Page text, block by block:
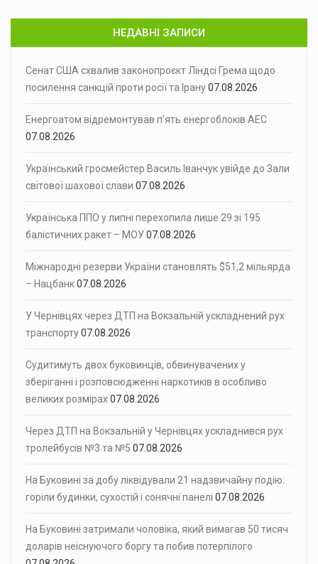
НЕДАВНІ ЗАПИСИ
Сенат США схвалив законопроєкт Ліндсі Грема щодо
посилення санкцій проти росії та Ірану07.08.2026
Енергоатом відремонтував п’ять енергоблоків АЕС
07.08.2026
Український гросмейстер Василь Іванчук увійде до Зали
світової шахової слави 07.08.2026
Українська ППО у липні перехопила лише 29 зі 195
балістичних ракет – МОУ07.08.2026
Міжнародні резерви України становлять $51,2 мільярда
– Нацбанк07.08.2026
У Чернівцях через ДТП на Вокзальній ускладнений рух
транспорту07.08.2026
Судитимуть двох буковинців, обвинувачених у
зберіганні і розповсюдженні наркотиків в особливо
великих розмірах07.08.2026
Через ДТП на Вокзальній у Чернівцях ускладнився рух
тролейбусів №3 та №5 07.08.2026
На Буковині за добу ліквідували 21 надзвичайну подію:
горіли будинки, сухостій і сонячні панелі 07.08.2026
На Буковині затримали чоловіка, який вимагав 50 тисяч
доларів неіснуючого боргу та побив потерпілого